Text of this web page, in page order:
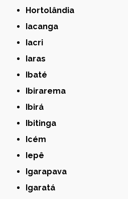
Hortolândia
Iacanga
Iacri
Iaras
Ibaté
Ibirarema
Ibirá
Ibitinga
Icém
Iepê
Igarapava
Igaratá